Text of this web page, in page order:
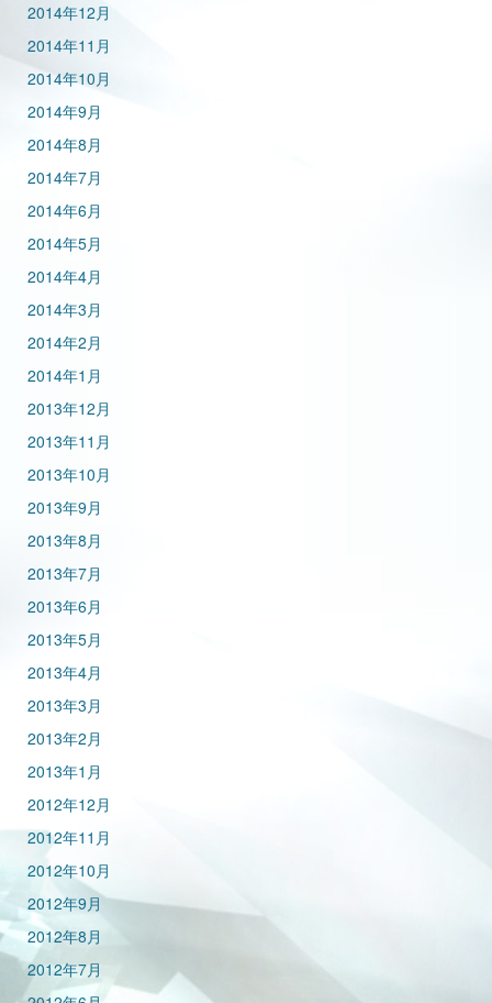
2014年12月
2014年11月
2014年10月
2014年9月
2014年8月
2014年7月
2014年6月
2014年5月
2014年4月
2014年3月
2014年2月
2014年1月
2013年12月
2013年11月
2013年10月
2013年9月
2013年8月
2013年7月
2013年6月
2013年5月
2013年4月
2013年3月
2013年2月
2013年1月
2012年12月
2012年11月
2012年10月
2012年9月
2012年8月
2012年7月